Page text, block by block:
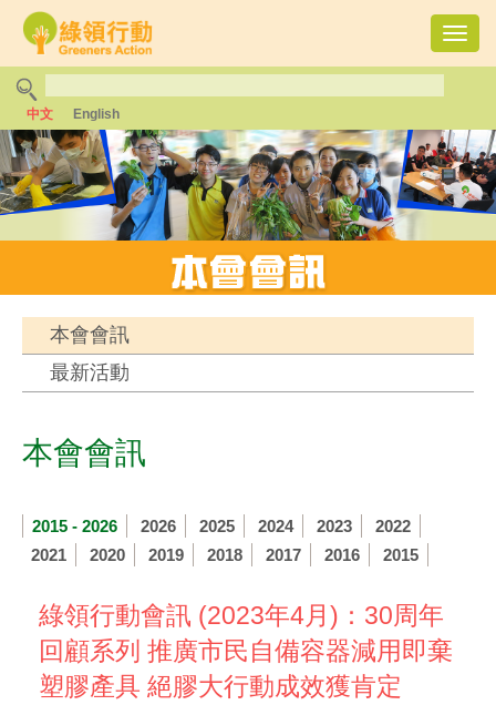
中文 English
本會會訊
最新活動
本會會訊
2015 - 2026 2026 2025 2024 2023
2022
2021
2020 2019 2018 2017 2016 2015
綠領行動會訊 (2023年4月)：30周年
回顧系列 推廣市民自備容器減用即棄
塑膠產具 絕膠大行動成效獲肯定